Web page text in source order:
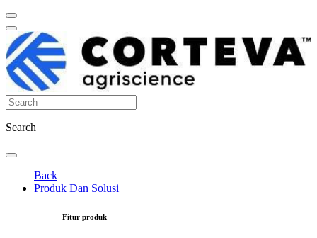
Search
Back
Produk Dan Solusi
Fitur produk